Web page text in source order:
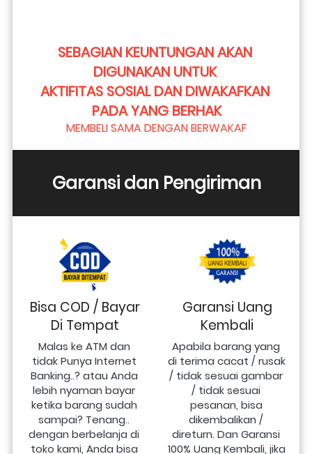
SEBAGIAN KEUNTUNGAN AKAN
DIGUNAKAN UNTUK
AKTIFITAS SOSIAL DAN DIWAKAFKAN
PADA YANG BERHAK
MEMBELI SAMA DENGAN BERWAKAF
Garansi dan Pengiriman
Bisa COD / Bayar
Di Tempat
Malas ke ATM dan
tidak Punya Internet
Banking..? atau Anda
lebih nyaman bayar
ketika barang sudah
sampai? Tenang..
dengan berbelanja di
toko kami, Anda bisa
Garansi Uang
Kembali
Apabila barang yang
di terima cacat / rusak
/ tidak sesuai gambar
/ tidak sesuai
pesanan, bisa
dikembalikan /
direturn. Dan Garansi
100% Uang Kembali, jika